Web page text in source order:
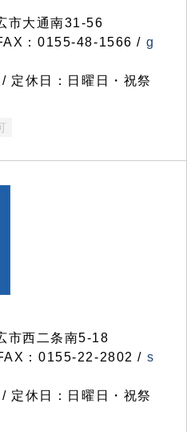
大通南31-56
：0155-48-1566 / g
定休日：日曜日・祝祭
西二条南5-18
：0155-22-2802 / s
定休日：日曜日・祝祭